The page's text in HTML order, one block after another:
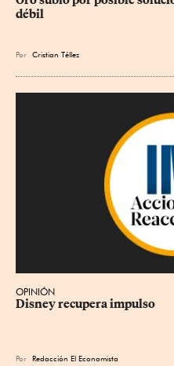
débil
Por Cristian Téllez
OPINIÓN
Disney recupera impulso
Por Redacción El Economista